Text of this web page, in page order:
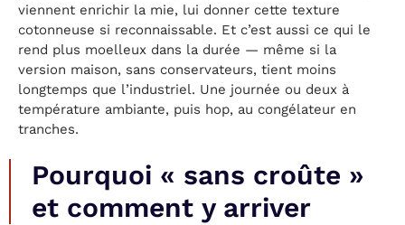
viennent enrichir la mie, lui donner cette texture
cotonneuse si reconnaissable. Et c’est aussi ce qui le
rend plus moelleux dans la durée — même si la
version maison, sans conservateurs, tient moins
longtemps que l’industriel. Une journée ou deux à
température ambiante, puis hop, au congélateur en
tranches.
Pourquoi « sans croûte »
et comment y arriver